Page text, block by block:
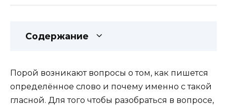
Содержание
Порой возникают вопросы о том, как пишется
определённое слово и почему именно с такой
гласной. Для того чтобы разобраться в вопросе,